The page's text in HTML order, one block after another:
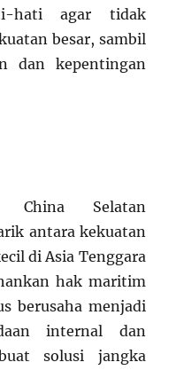
hati agar tidak
besar, sambil
dan kepentingan
China Selatan
antara kekuatan
di Asia Tenggara
hak maritim
berusaha menjadi
internal dan
solusi jangka